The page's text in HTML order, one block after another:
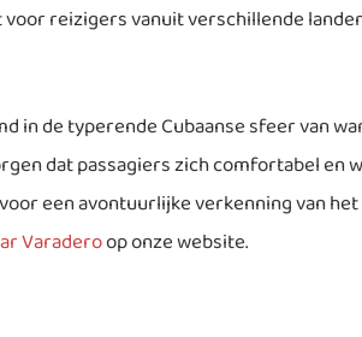
reizigers vanuit verschillende
in de typerende Cubaanse sfeer van
dat passagiers zich comfortabel en
een avontuurlijke verkenning van
Varaderoop onze website.